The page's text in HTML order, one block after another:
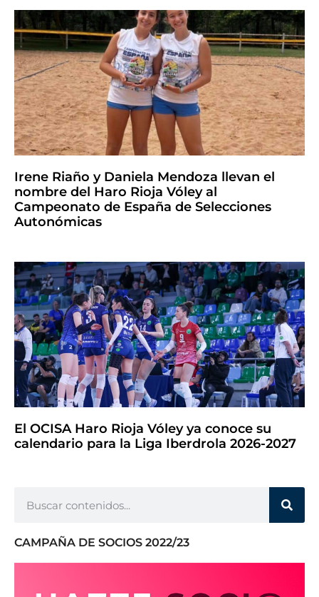
Irene Riaño y Daniela Mendoza llevan el
nombre del Haro Rioja Vóley al
Campeonato de España de Selecciones
Autonómicas
El OCISA Haro Rioja Vóley ya conoce su
calendario para la Liga Iberdrola 2026-2027
CAMPAÑA DE SOCIOS 2022/23